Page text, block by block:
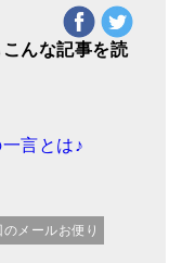
んな記事を読
言とは♪
のメールお便り